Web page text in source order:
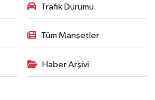
Trafik Durumu
Tüm Manşetler
Haber Arşivi